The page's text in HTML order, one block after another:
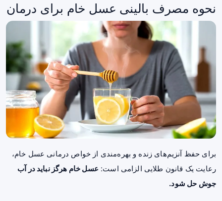
نحوه مصرف بالینی عسل خام برای درمان
برای حفظ آنزیم‌های زنده و بهره‌مندی از خواص درمانی عسل خام،
رعایت یک قانون طلایی الزامی است: عسل خام هرگز نباید در آب
جوش حل شود.